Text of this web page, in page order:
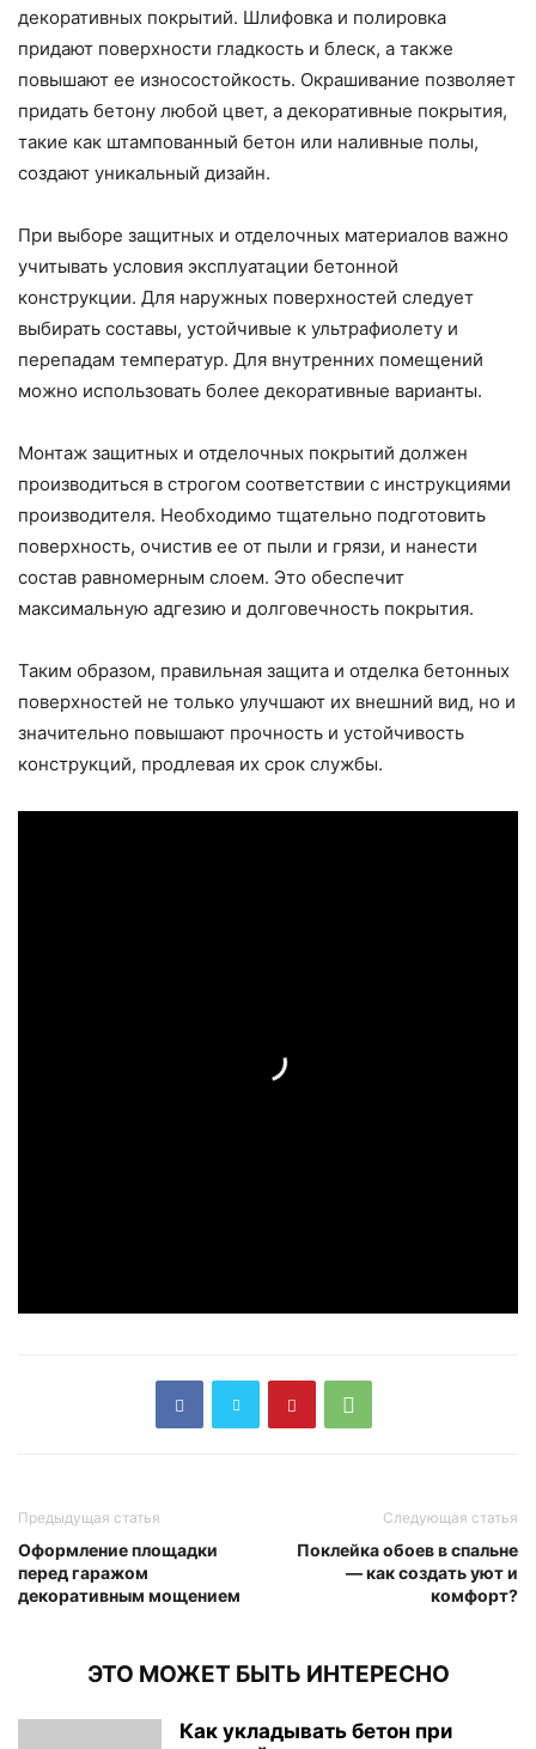
декоративных покрытий. Шлифовка и полировка
придают поверхности гладкость и блеск, а также
повышают ее износостойкость. Окрашивание позволяет
придать бетону любой цвет, а декоративные покрытия,
такие как штампованный бетон или наливные полы,
создают уникальный дизайн.
При выборе защитных и отделочных материалов важно
учитывать условия эксплуатации бетонной
конструкции. Для наружных поверхностей следует
выбирать составы, устойчивые к ультрафиолету и
перепадам температур. Для внутренних помещений
можно использовать более декоративные варианты.
Монтаж защитных и отделочных покрытий должен
производиться в строгом соответствии с инструкциями
производителя. Необходимо тщательно подготовить
поверхность, очистив ее от пыли и грязи, и нанести
состав равномерным слоем. Это обеспечит
максимальную адгезию и долговечность покрытия.
Таким образом, правильная защита и отделка бетонных
поверхностей не только улучшают их внешний вид, но и
значительно повышают прочность и устойчивость
конструкций, продлевая их срок службы.
Предыдущая статья
Оформление площадки
перед гаражом
декоративным мощением
Следующая статья
Поклейка обоев в спальне
— как создать уют и
комфорт?
ЭТО МОЖЕТ БЫТЬ ИНТЕРЕСНО
Как укладывать бетон при